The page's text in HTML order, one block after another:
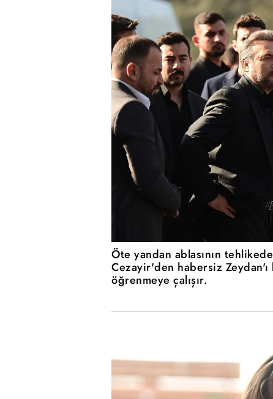
Öte yandan ablasının
Cezayir'den habersiz Zeydan'ı
öğrenmeye çalışır.